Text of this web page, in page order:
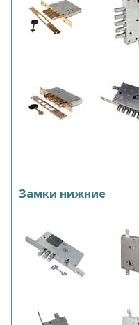
Замки нижние